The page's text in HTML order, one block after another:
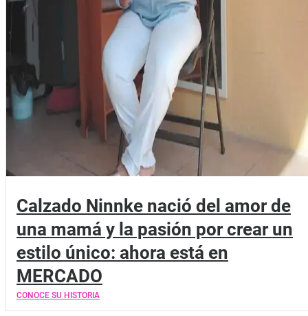
Calzado Ninnke nació del amor de
una mamá y la pasión por crear un
estilo único: ahora está en
MERCADO
CONOCE SU HISTORIA